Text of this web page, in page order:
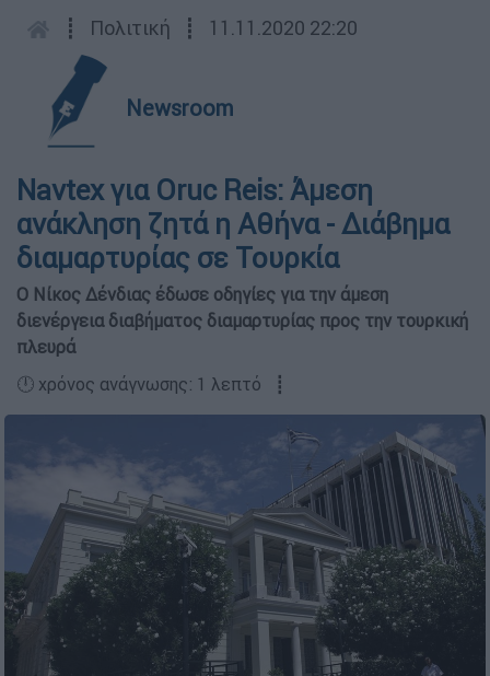
┋ Πολιτική ┋ 11.11.2020 22:20
Newsroom
Navtex για Oruc Reis: Άμεση
ανάκληση ζητά η Αθήνα - Διάβημα
διαμαρτυρίας σε Τουρκία
Ο Νίκος Δένδιας έδωσε οδηγίες για την άμεση
διενέργεια διαβήματος διαμαρτυρίας προς την τουρκική
πλευρά
🕛 χρόνος ανάγνωσης: 1 λεπτό ┋